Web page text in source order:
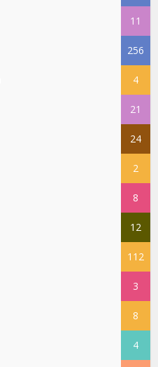
11
256
4
21
24
2
8
12
112
3
8
4